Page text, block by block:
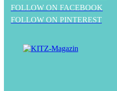
FOLLOW ON FACEBOOK
FOLLOW ON PINTEREST